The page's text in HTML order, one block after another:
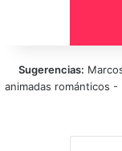
Sugerencias:
animadas románticos -